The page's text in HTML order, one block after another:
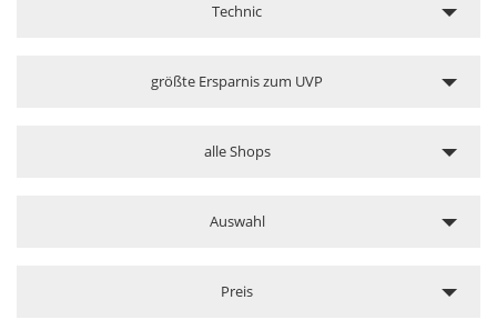
Technic
größte Ersparnis zum UVP
alle Shops
Auswahl
Preis